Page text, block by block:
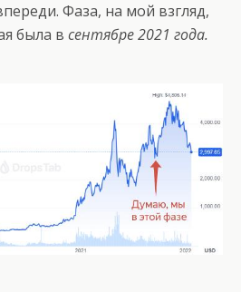
Фаза, на мой взгляд,
была в сентябре 2021 года.